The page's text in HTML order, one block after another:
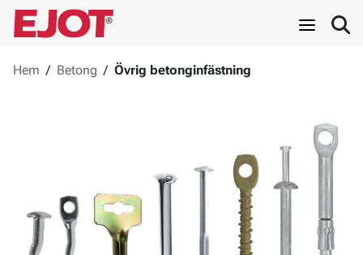
Hem / Betong / Övrig betonginfästning